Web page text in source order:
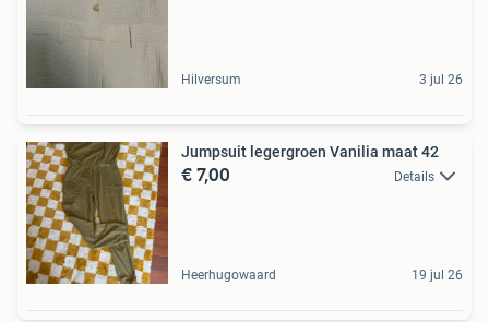
Hilversum 3 jul 26
Jumpsuit legergroen Vanilia maat 42
€ 7,00 Details
Heerhugowaard 19 jul 26